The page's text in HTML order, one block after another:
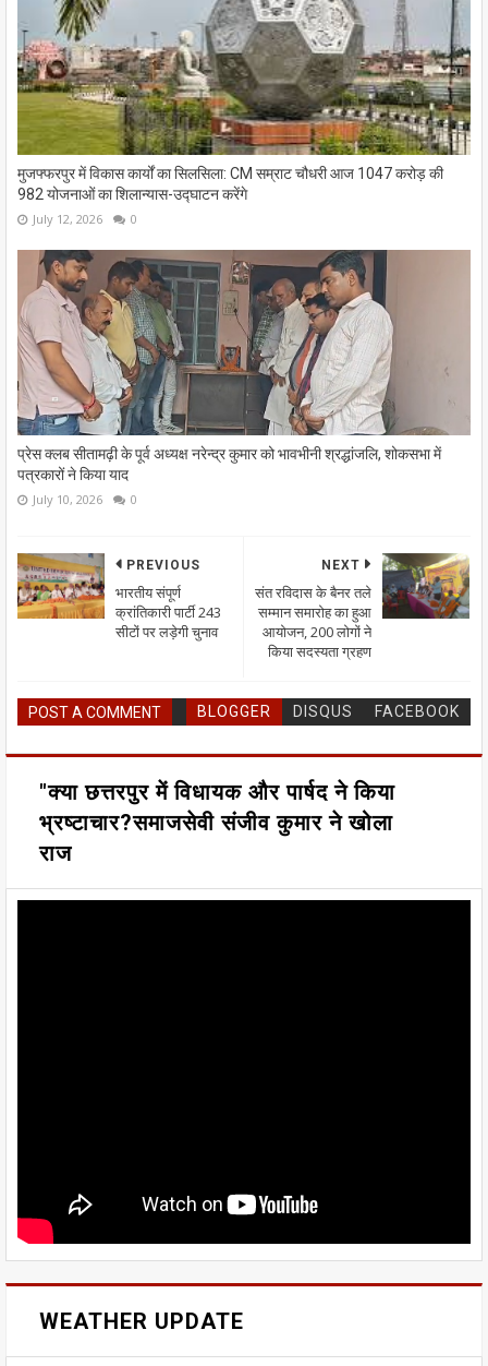
मुजफ्फरपुर में विकास कार्यों का सिलसिला: CM सम्राट चौधरी आज 1047 करोड़ की
982 योजनाओं का शिलान्यास-उद्घाटन करेंगे
July 12, 2026 0
प्रेस क्लब सीतामढ़ी के पूर्व अध्यक्ष नरेन्द्र कुमार को भावभीनी श्रद्धांजलि, शोकसभा में
पत्रकारों ने किया याद
July 10, 2026 0
NEXT
संत रविदास के बैनर तले
सम्मान समारोह का हुआ
आयोजन, 200 लोगों ने
किया सदस्यता ग्रहण
PREVIOUS
भारतीय संपूर्ण
क्रांतिकारी पार्टी 243
सीटों पर लड़ेगी चुनाव
POST A COMMENT BLOGGER DISQUS FACEBOOK
"क्या छत्तरपुर में विधायक और पार्षद ने किया
भ्रष्टाचार?समाजसेवी संजीव कुमार ने खोला
राज
WEATHER UPDATE